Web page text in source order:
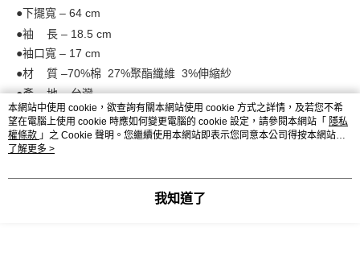
●下擺寬 – 64 cm
●袖 長 – 18.5 cm
●袖口寬 – 17 cm
●材 質 –70%棉 27%聚酯纖維 3%伸縮紗
●產 地 – 台灣
●Model身高 160cm / 體重 45kg
●由於商品可能因測量方式不同而與標示資訊略有差異，誤差在
本網站中使用 cookie，欲查詢有關本網站使用 cookie 方式之詳情，及若您不希
望在電腦上使用 cookie 時應如何變更電腦的 cookie 設定，請參閱本網站「 隱私
權條款 」之 Cookie 聲明。您繼續使用本網站即表示您同意本公司得按本網站使
用條款之 Cookie 聲明使用 cookie。
了解更多 >
我知道了